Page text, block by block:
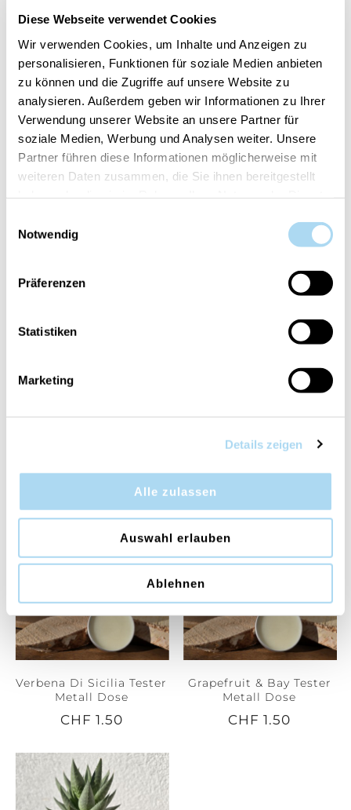
Diese Webseite verwendet Cookies
Wir verwenden Cookies, um Inhalte und Anzeigen zu
personalisieren, Funktionen für soziale Medien anbieten
zu können und die Zugriffe auf unsere Website zu
analysieren. Außerdem geben wir Informationen zu Ihrer
Verwendung unserer Website an unsere Partner für
soziale Medien, Werbung und Analysen weiter. Unsere
Partner führen diese Informationen möglicherweise mit
weiteren Daten zusammen, die Sie ihnen bereitgestellt
Notwendig
Präferenzen
Statistiken
Marketing
Details zeigen
Alle zulassen
Auswahl erlauben
Ablehnen
Tester in Metallbox mit Wachs
BENUTZER, DIE DIESEN ARTIKEL
GEKAUFT HABEN, HABEN AUCH
CHF 1.50
Signature Large Jar
CHF 36.90
CHF 18.45
Verbena Di Sicilia Tester
Metall Dose
CHF 1.50
Grapefruit & Bay Tester
Metall Dose
CHF 1.50